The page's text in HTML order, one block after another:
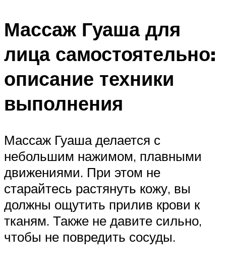
Массаж Гуаша для
лица самостоятельно:
описание техники
выполнения
Массаж Гуаша делается с
небольшим нажимом, плавными
движениями. При этом не
старайтесь растянуть кожу, вы
должны ощутить прилив крови к
тканям. Также не давите сильно,
чтобы не повредить сосуды.